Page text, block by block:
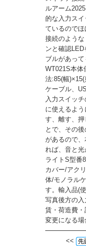
ルアーム
的な入力ス
ているので
接続のよう
ンと確認
ブルがあっ
WT021S本体
法:85(幅
ケーブル、
入力スイッ
に使えるよ
す、離す、
とで、その
があるので
れば、音と
ライトS型番
カバー/アク
体/モノラル
す。輸入品(
写真後方の
賃・荷造費
変更になる
<<